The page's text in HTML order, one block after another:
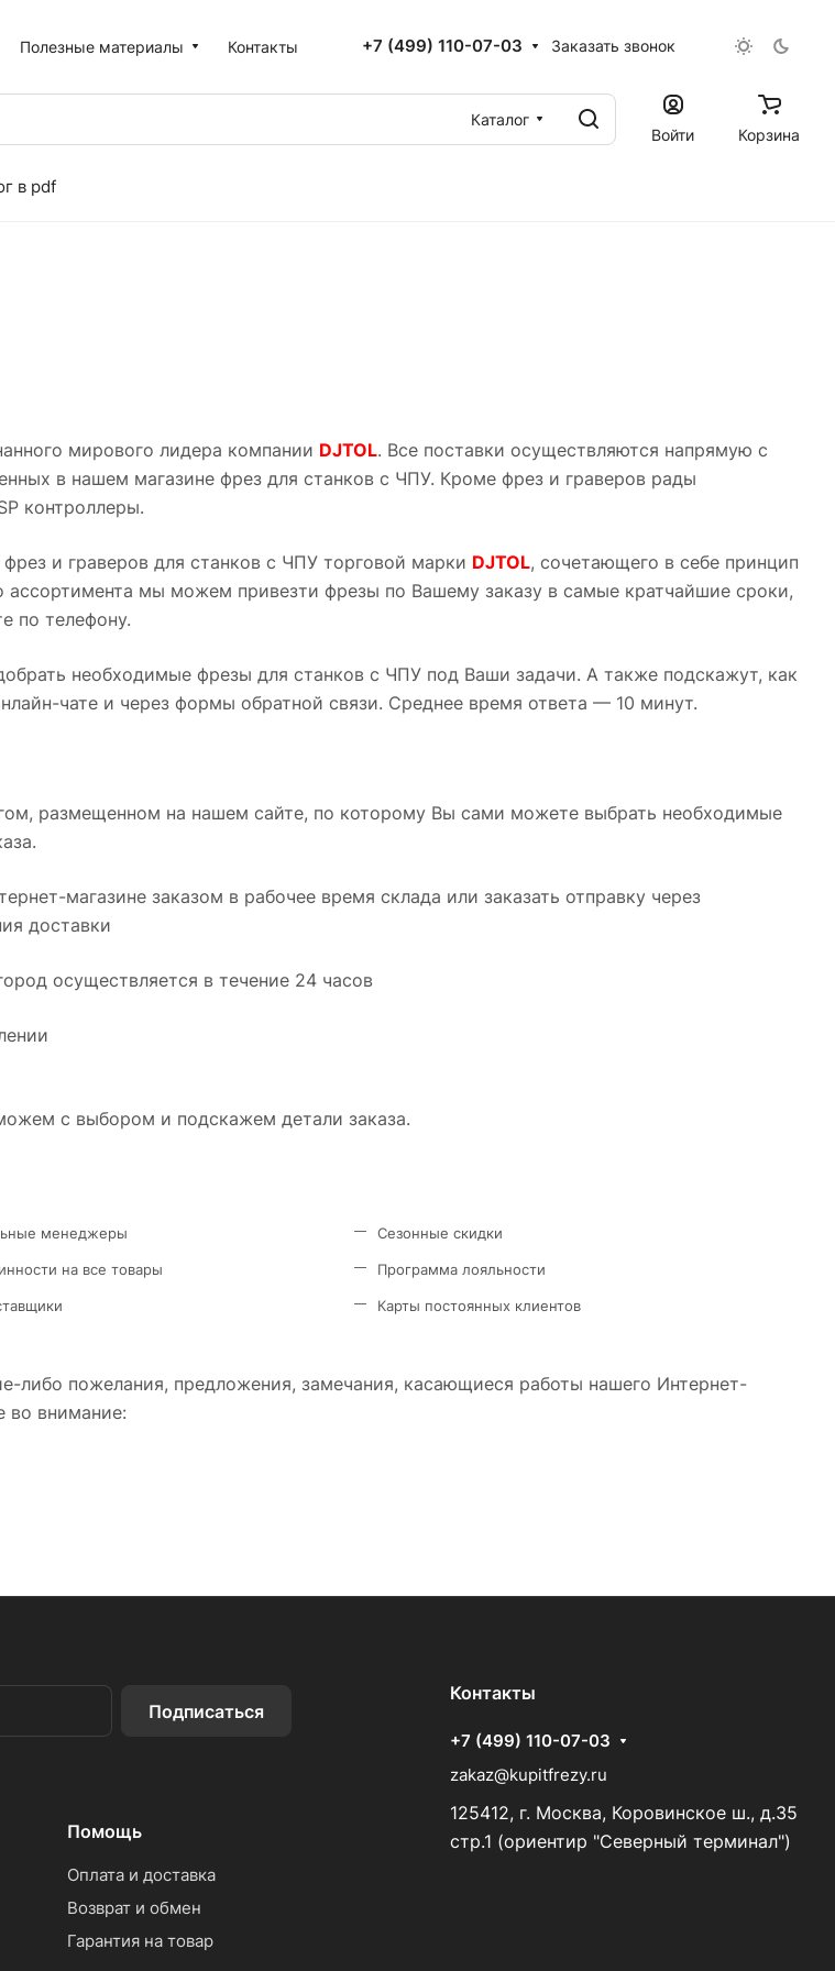
Полезные материалы Контакты +7 (499) 110-07-03 Заказать звонок
Каталог
Войти
Корзина
в pdf
мирового лидера компании DJTOL. Все поставки осуществляются напрямую с
в нашем магазине фрез для станков с ЧПУ. Кроме фрез и граверов рады
контроллеры.
и граверов для станков с ЧПУ торговой марки DJTOL, сочетающего в себе принцип
мы можем привезти фрезы по Вашему заказу в самые кратчайшие сроки,
по телефону.
необходимые фрезы для станков с ЧПУ под Ваши задачи. А также подскажут, как
чате и через формы обратной связи. Среднее время ответа — 10 минут.
размещенном на нашем сайте, по которому Вы сами можете выбрать необходимые
магазине заказом в рабочее время склада или заказать отправку через
доставки
осуществляется в течение 24 часов
с выбором и подскажем детали заказа.
менеджеры
на все товары
Сезонные скидки
Программа лояльности
Карты постоянных клиентов
пожелания, предложения, замечания, касающиеся работы нашего Интернет-
во внимание:
Подписаться
Помощь
Оплата и доставка
Возврат и обмен
Гарантия на товар
Контакты
+7 (499) 110-07-03
zakaz@kupitfrezy.ru
125412, г. Москва, Коровинское ш., д.35
стр.1 (ориентир "Северный терминал")